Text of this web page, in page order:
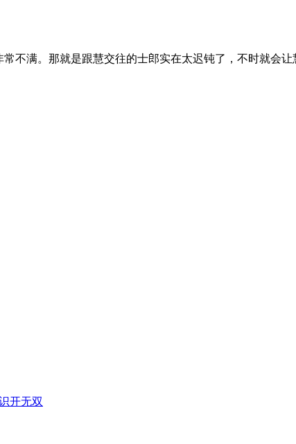
不满。那就是跟慧交往的士郎实在太迟钝了，不时就
开无双